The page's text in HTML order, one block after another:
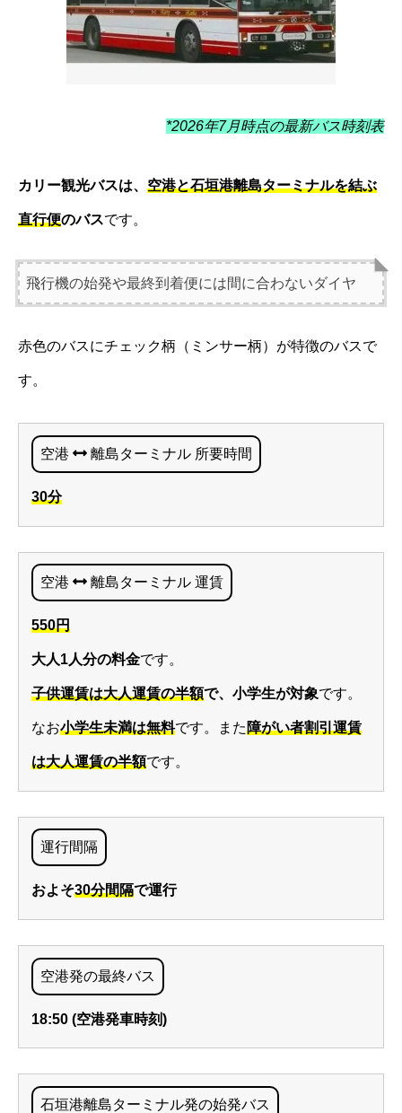
*2026年7月時点の最新バス時刻表
カリー観光バスは、 空港と石垣港離島ターミナルを結ぶ
直行便のバスです。
飛行機の始発や最終到着便には間に合わないダイヤ
赤色のバスにチェック柄（ミンサー柄）が特徴のバスで
す。
空港 離島ターミナル 所要時間
30分
空港 離島ターミナル 運賃
550円
大人1人分の料金です。
子供運賃は大人運賃の半額で、小学生が対象です。
なお小学生未満は無料です。また障がい者割引運賃
は大人運賃の半額です。
運行間隔
およそ30分間隔で運行
空港発の最終バス
18:50 (空港発車時刻)
石垣港離島ターミナル発の始発バス